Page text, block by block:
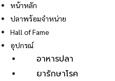
หน้าหลัก
ปลาพร้อมจำหน่าย
Hall of Fame
อุปกรณ์
อาหารปลา
ยารักษาโรค